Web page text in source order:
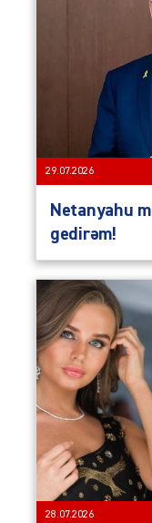
29.07.2026
Netanyahu
gedirəm!
28.07.2026